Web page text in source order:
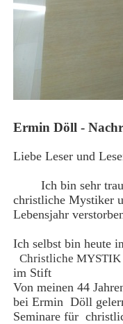
Ermin Döll -
Liebe Leser und
Ich bin sehr
christliche Mystiker
Lebensjahr
Ich selbst bin heute i
Christliche MYSTIK
im Stift
Von meinen 44
bei Ermin Döll
Seminare für